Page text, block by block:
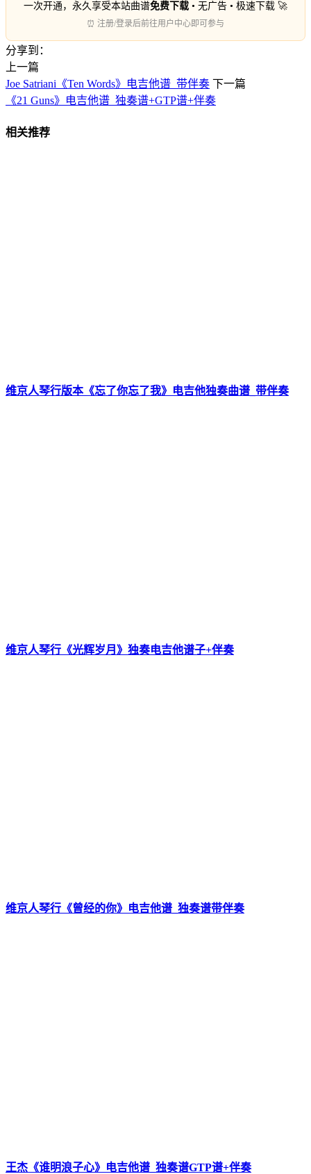
一次开通，永久享受本站曲谱免费下载 • 无广告 • 极速下载 🚀
⏰ 注册/登录后前往用户中心即可参与
分享到：
上一篇
Joe Satriani《Ten Words》电吉他谱_带伴奏 下一篇
《21 Guns》电吉他谱_独奏谱+GTP谱+伴奏
相关推荐
维京人琴行版本《忘了你忘了我》电吉他独奏曲谱_带伴奏
维京人琴行《光辉岁月》独奏电吉他谱子+伴奏
维京人琴行《曾经的你》电吉他谱_独奏谱带伴奏
王杰《谁明浪子心》电吉他谱_独奏谱GTP谱+伴奏